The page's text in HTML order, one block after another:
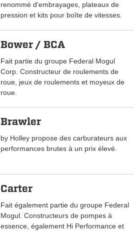
renommé d'embrayages, plateaux de
pression et kits pour boîte de vitesses.
Bower / BCA
Fait partie du groupe Federal Mogul
Corp. Constructeur de roulements de
roue, jeux de roulements et moyeux de
roue.
Brawler
by Holley propose des carburateurs aux
performances brutes à un prix élevé.
Carter
Fait également partie du groupe Federal
Mogul. Constructeurs de pompes à
essence, également Hi Performance et